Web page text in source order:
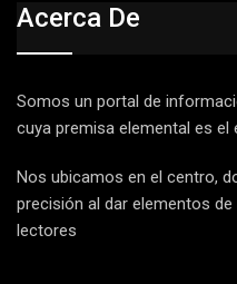
Acerca De
Somos un portal de
cuya premisa elemental es el
Nos ubicamos en el centro,
precisión al dar elementos
lectores